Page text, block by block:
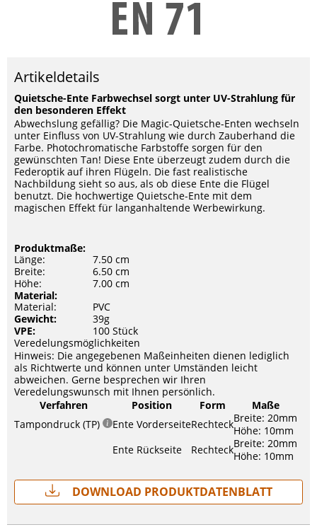
Artikeldetails
Quietsche-Ente Farbwechsel sorgt unter UV-Strahlung für
den besonderen Effekt
Abwechslung gefällig? Die Magic-Quietsche-Enten wechseln
unter Einfluss von UV-Strahlung wie durch Zauberhand die
Farbe. Photochromatische Farbstoffe sorgen für den
gewünschten Tan! Diese Ente überzeugt zudem durch die
Federoptik auf ihren Flügeln. Die fast realistische
Nachbildung sieht so aus, als ob diese Ente die Flügel
benutzt. Die hochwertige Quietsche-Ente mit dem
magischen Effekt für langanhaltende Werbewirkung.
Produktmaße:
Länge:
7.50 cm
Breite:
6.50 cm
Höhe:
7.00 cm
Material:
Material:
PVC
Gewicht:
39g
VPE:
100 Stück
Veredelungsmöglichkeiten
Hinweis: Die angegebenen Maßeinheiten dienen lediglich
als Richtwerte und können unter Umständen leicht
abweichen. Gerne besprechen wir Ihren
Veredelungswunsch mit Ihnen persönlich.
Verfahren
Position Form
Maße
Tampondruck (TP)
Ente VorderseiteRechteckBreite: 20mm
Höhe: 10mm
Ente Rückseite
RechteckBreite: 20mm
Höhe: 10mm
Download Produktdatenblatt